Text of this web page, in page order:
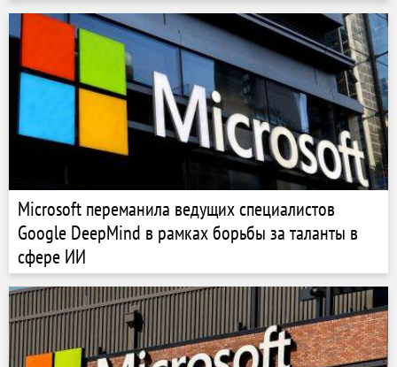
Microsoft переманила ведущих специалистов
Google DeepMind в рамках борьбы за таланты в
сфере ИИ